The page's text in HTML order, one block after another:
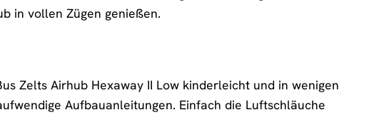
in vollen Zügen genießen.
Zelts Airhub Hexaway II Low kinderleicht und in wenigen
Aufbauanleitungen. Einfach die Luftschläuche